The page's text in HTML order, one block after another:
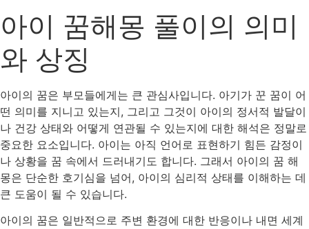
아이 꿈해몽 풀이의 의미
와 상징
아이의 꿈은 부모들에게는 큰 관심사입니다. 아기가 꾼 꿈이 어
떤 의미를 지니고 있는지, 그리고 그것이 아이의 정서적 발달이
나 건강 상태와 어떻게 연관될 수 있는지에 대한 해석은 정말로
중요한 요소입니다. 아이는 아직 언어로 표현하기 힘든 감정이
나 상황을 꿈 속에서 드러내기도 합니다. 그래서 아이의 꿈 해
몽은 단순한 호기심을 넘어, 아이의 심리적 상태를 이해하는 데
큰 도움이 될 수 있습니다.
아이의 꿈은 일반적으로 주변 환경에 대한 반응이나 내면 세계